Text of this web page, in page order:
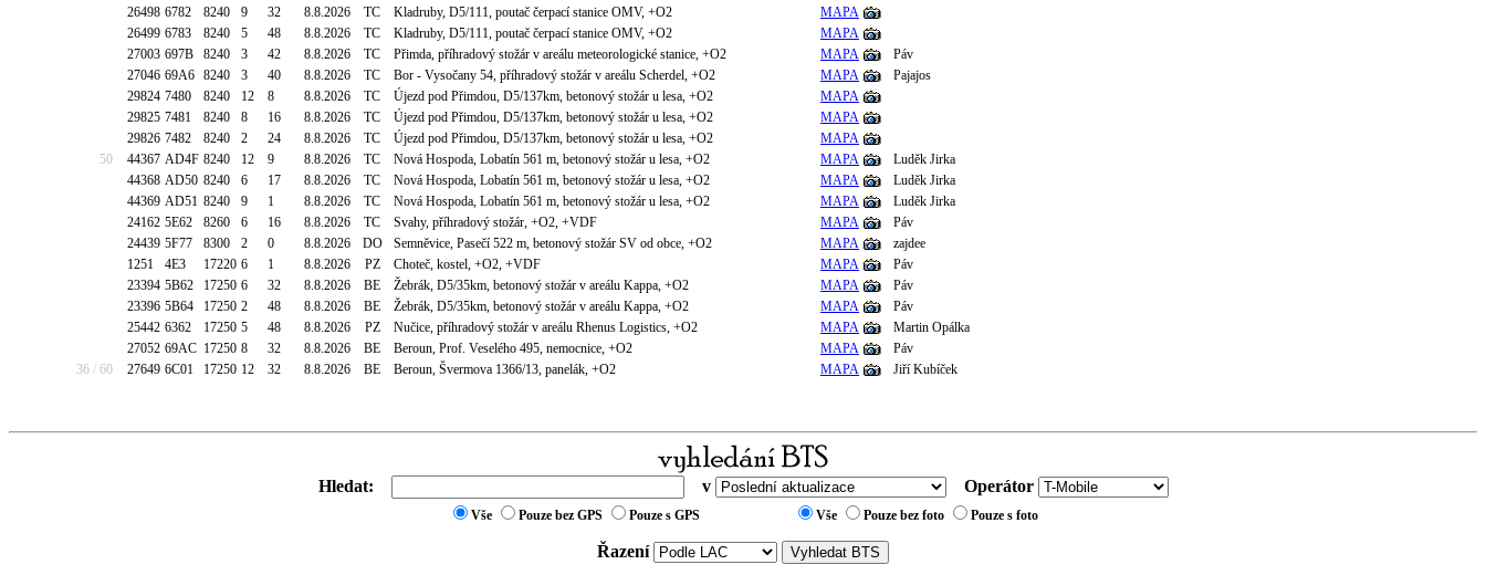
26498 6782 8240 9 32 8.8.2026 TC Kladruby, D5/111, poutač čerpací stanice OMV, +O2
MAPA
26499 6783 8240 5 48 8.8.2026 TC Kladruby, D5/111, poutač čerpací stanice OMV, +O2
MAPA
27003 697B 8240 3 42 8.8.2026 TC Přimda, příhradový stožár v areálu meteorologické stanice, +O2 MAPA
Páv
27046 69A6 8240 3 40 8.8.2026 TC Bor - Vysočany 54, příhradový stožár v areálu Scherdel, +O2 MAPA
Pajajos
29824 7480 8240 12 8 8.8.2026 TC Újezd pod Přimdou, D5/137km, betonový stožár u lesa, +O2
MAPA
29825 7481 8240 8 16 8.8.2026 TC Újezd pod Přimdou, D5/137km, betonový stožár u lesa, +O2
MAPA
29826 7482 8240 2 24 8.8.2026 TC Újezd pod Přimdou, D5/137km, betonový stožár u lesa, +O2
MAPA
50
44367 AD4F 8240 12 9 8.8.2026 TC Nová Hospoda, Lobatín 561 m, betonový stožár u lesa, +O2 MAPA
Luděk Jirka
44368 AD50 8240 6 17 8.8.2026 TC Nová Hospoda, Lobatín 561 m, betonový stožár u lesa, +O2 MAPA
Luděk Jirka
44369 AD51 8240 9 1 8.8.2026 TC Nová Hospoda, Lobatín 561 m, betonový stožár u lesa, +O2 MAPA
Luděk Jirka
24162 5E62 8260 6 16 8.8.2026 TC Svahy, příhradový stožár, +O2, +VDF MAPA
Páv
24439 5F77 8300 2 0 8.8.2026 DO Semněvice, Pasečí 522 m, betonový stožár SV od obce, +O2 MAPA
zajdee
1251
4E3 17220 6 1 8.8.2026 PZ Choteč, kostel, +O2, +VDF MAPA
Páv
23394 5B62 17250 6 32 8.8.2026 BE Žebrák, D5/35km, betonový stožár v areálu Kappa, +O2 MAPA
Páv
23396 5B64 17250 2 48 8.8.2026 BE Žebrák, D5/35km, betonový stožár v areálu Kappa, +O2 MAPA
Páv
25442 6362 17250 5 48 8.8.2026 PZ Nučice, příhradový stožár v areálu Rhenus Logistics, +O2 MAPA
Martin Opálka
27052 69AC 17250 8 32 8.8.2026 BE Beroun, Prof. Veselého 495, nemocnice, +O2 MAPA
Páv
36 / 60
27649 6C01 17250 12 32 8.8.2026 BE Beroun, Švermova 1366/13, panelák, +O2 MAPA Jiří Kubíček
Hledat: v Operátor
Vše Pouze bez GPS Pouze s GPS Vše Pouze bez foto Pouze s foto
Řazení